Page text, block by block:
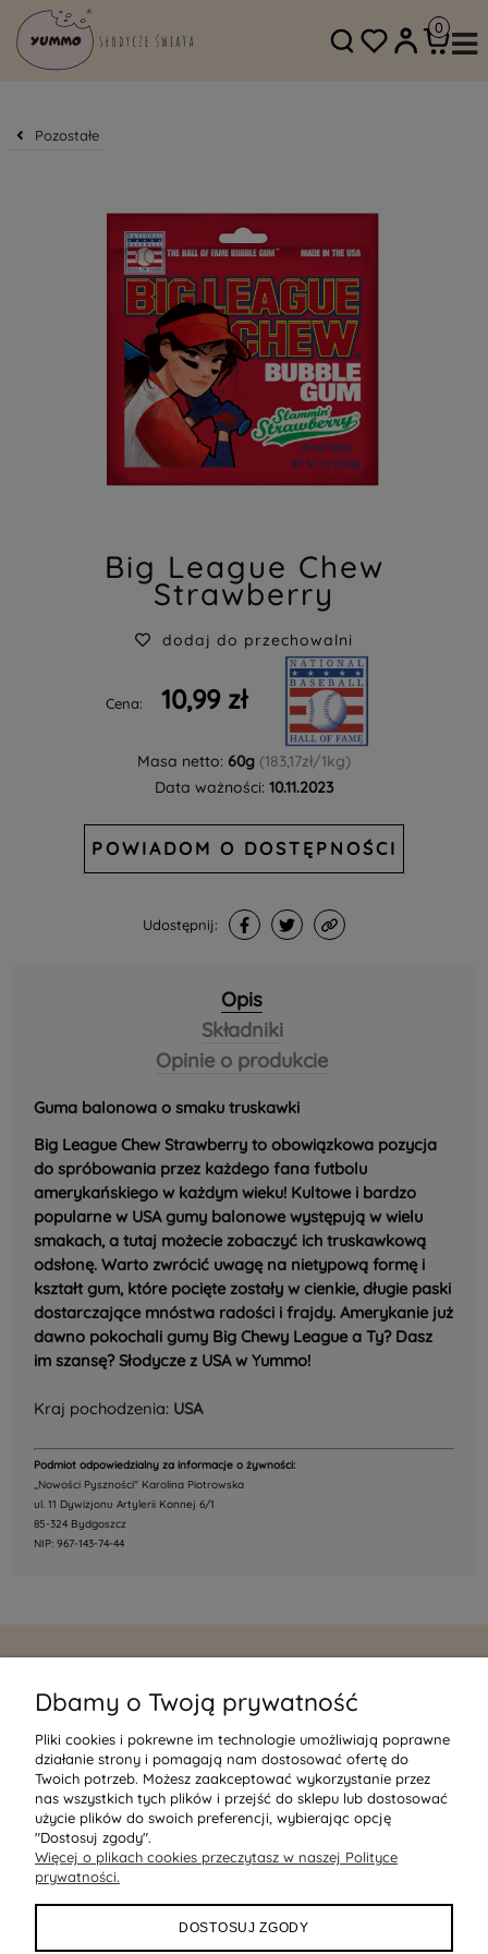
SKLEP@YUMMO.PL
Pozostałe
Big League Chew
Strawberry
dodaj do przechowalni
Cena: 10,99 zł
Masa netto: 60g (183,17zł/1kg)
Data ważności: 10.11.2023
POWIADOM O DOSTĘPNOŚCI
Udostępnij:
Opis
Składniki
Opinie o produkcie
Guma balonowa o smaku truskawki
Big League Chew Strawberry to obowiązkowa pozycja
do spróbowania przez każdego fana futbolu
amerykańskiego w każdym wieku! Kultowe i bardzo
popularne w USA gumy balonowe występują w wielu
smakach, a tutaj możecie zobaczyć ich truskawkową
odsłonę. Warto zwrócić uwagę na nietypową formę i
kształt gum, które pocięte zostały w cienkie, długie paski
dostarczające mnóstwa radości i frajdy. Amerykanie już
dawno pokochali gumy Big Chewy League a Ty? Dasz
im szansę? Słodycze z USA w Yummo!
Kraj pochodzenia: USA
Podmiot odpowiedzialny za informacje o żywności:
,,Nowości Pyszności" Karolina Piotrowska
ul. 11 Dywizjonu Artylerii Konnej 6/1
85-324 Bydgoszcz
NIP: 967-143-74-44
PŁATNOŚCI I DOSTAWA
POMOC
O NAS
KONTAKT
Dbamy o Twoją prywatność
Pliki cookies i pokrewne im technologie umożliwiają poprawne
działanie strony i pomagają nam dostosować ofertę do
Twoich potrzeb. Możesz zaakceptować wykorzystanie przez
nas wszystkich tych plików i przejść do sklepu lub dostosować
użycie plików do swoich preferencji, wybierając opcję
"Dostosuj zgody".
Więcej o plikach cookies przeczytasz w naszej Polityce
prywatności.
DOSTOSUJ ZGODY